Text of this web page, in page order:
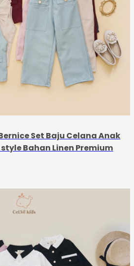
Set Baju Celana Anak
Bahan Linen Premium